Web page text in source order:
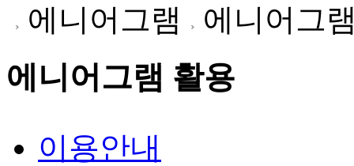
에니어그램
에니어그
에니어그램 활용
이용안내